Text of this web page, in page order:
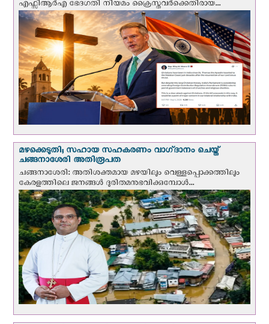
എഫ്സിആർഎ ഭേദഗതി നിയമം ക്രൈസ്തവർക്കെതിരായ...
മഴക്കെടുതി; സഹായ സഹകരണം വാഗ്‌ദാനം ചെയ്ത്
ചങ്ങനാശേരി അതിരൂപത
ചങ്ങനാശേരി: അതിശക്തമായ മഴയിലും വെള്ളപ്പൊക്കത്തിലും
കേരളത്തിലെ ജനങ്ങൾ ദുരിതമനുഭവിക്കുമ്പോൾ...